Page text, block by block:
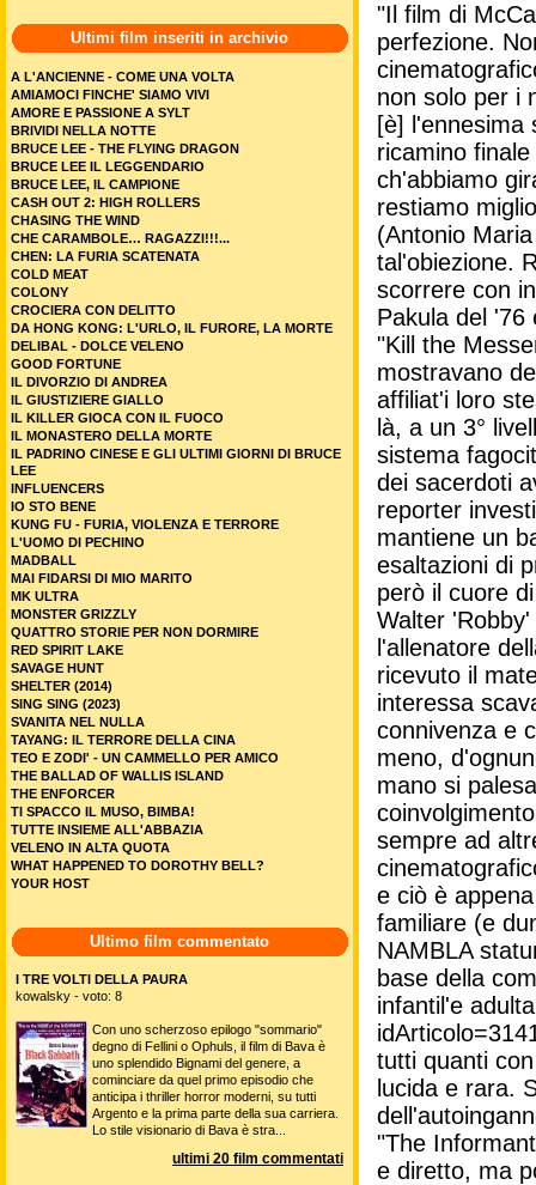
"Il film di
perfezione.
non solo per i
[è] l'ennesima
ricamino
ch'abbiamo
restiamo
(Antonio
tal'obiezione.
scorrere con
Pakula del '76
"Kill the
mostravano
affiliat'i loro
là, a un 3°
sistema
dei sacerdoti
reporter
mantiene un
esaltazioni di
però il cuore
Walter
l'allenatore
ricevuto il
interessa
connivenza e
meno,
mano si
sempre ad
e ciò è
familiare (e
NAMBLA
base della
infantil'e
tutti quanti
lucida e rara.
"The
e diretto, ma
Ultimi film inseriti in archivio
A L'ANCIENNE - COME UNA VOLTA
AMIAMOCI FINCHE' SIAMO VIVI
AMORE E PASSIONE A SYLT
BRIVIDI NELLA NOTTE
BRUCE LEE - THE FLYING DRAGON
BRUCE LEE IL LEGGENDARIO
BRUCE LEE, IL CAMPIONE
CASH OUT 2: HIGH ROLLERS
CHASING THE WIND
CHE CARAMBOLE… RAGAZZI!!!...
CHEN: LA FURIA SCATENATA
COLD MEAT
COLONY
CROCIERA CON DELITTO
DA HONG KONG: L'URLO, IL FURORE, LA MORTE
DELIBAL - DOLCE VELENO
GOOD FORTUNE
IL DIVORZIO DI ANDREA
IL GIUSTIZIERE GIALLO
IL KILLER GIOCA CON IL FUOCO
IL MONASTERO DELLA MORTE
IL PADRINO CINESE E GLI ULTIMI GIORNI DI BRUCE
LEE
INFLUENCERS
IO STO BENE
KUNG FU - FURIA, VIOLENZA E TERRORE
L'UOMO DI PECHINO
MADBALL
MAI FIDARSI DI MIO MARITO
MK ULTRA
MONSTER GRIZZLY
QUATTRO STORIE PER NON DORMIRE
RED SPIRIT LAKE
SAVAGE HUNT
SHELTER (2014)
SING SING (2023)
SVANITA NEL NULLA
TAYANG: IL TERRORE DELLA CINA
TEO E ZODI' - UN CAMMELLO PER AMICO
THE BALLAD OF WALLIS ISLAND
THE ENFORCER
TI SPACCO IL MUSO, BIMBA!
TUTTE INSIEME ALL'ABBAZIA
VELENO IN ALTA QUOTA
WHAT HAPPENED TO DOROTHY BELL?
YOUR HOST
Ultimo film commentato
I TRE VOLTI DELLA PAURA
kowalsky - voto: 8
Con uno scherzoso epilogo "sommario"
degno di Fellini o Ophuls, il film di Bava è
uno splendido Bignami del genere, a
cominciare da quel primo episodio che
anticipa i thriller horror moderni, su tutti
Argento e la prima parte della sua carriera.
Lo stile visionario di Bava è stra...
ultimi 20 film commentati